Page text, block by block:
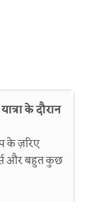
के दौरान
के ज़रिए
और बहुत कुछ